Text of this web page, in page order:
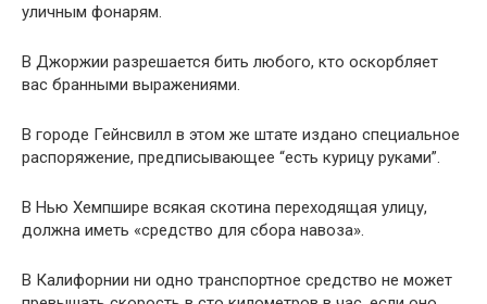
уличным фонарям.
В Джоржии разрешается бить любого, кто оскорбляет
вас бранными выражениями.
В городе Гейнсвилл в этом же штате издано специальное
распоряжение, предписывающее “есть курицу руками”.
В Нью Хемпшире всякая скотина переходящая улицу,
должна иметь «средство для сбора навоза».
В Калифорнии ни одно транспортное средство не может